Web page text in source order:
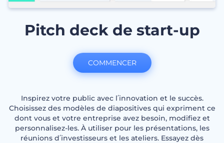
Pitch deck de start-up
Inspirez votre public avec l՛innovation et le succès.
Choisissez des modèles de diapositives qui expriment ce
dont vous et votre entreprise avez besoin, modifiez et
personnalisez-les. À utiliser pour les présentations, les
réunions d՛investisseurs et les ateliers. Essayez dès
COMMENCER